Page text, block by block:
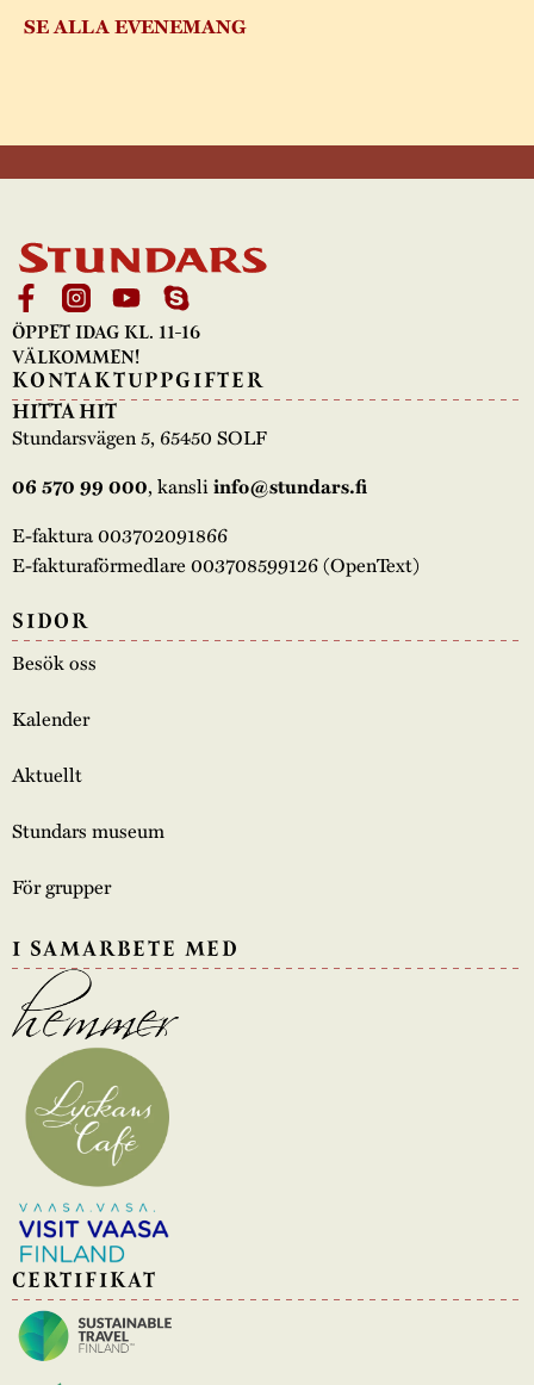
SE ALLA EVENEMANG
ÖPPET IDAG KL. 11-16
VÄLKOMMEN!
KONTAKTUPPGIFTER
HITTA HIT
Stundarsvägen 5, 65450 SOLF
06 570 99 000, kansliinfo@stundars.fi
E-faktura 003702091866
E-fakturaförmedlare 003708599126 (OpenText)
SIDOR
Besök oss
Kalender
Aktuellt
Stundars museum
För grupper
I SAMARBETE MED
CERTIFIKAT